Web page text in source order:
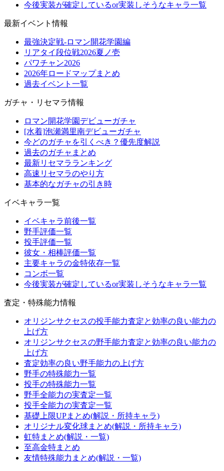
今後実装が確定しているor実装しそうなキャラ一覧
最新イベント情報
最強決定戦-ロマン開花学園編
リアタイ段位戦2026夏ノ壱
パワチャン2026
2026年ロードマップまとめ
過去イベント一覧
ガチャ・リセマラ情報
ロマン開花学園デビューガチャ
[水着]泡瀬満里南デビューガチャ
今どのガチャを引くべき？優先度解説
過去のガチャまとめ
最新リセマラランキング
高速リセマラのやり方
基本的なガチャの引き時
イベキャラ一覧
イベキャラ前後一覧
野手評価一覧
投手評価一覧
彼女・相棒評価一覧
主要キャラの金特依存一覧
コンボ一覧
今後実装が確定しているor実装しそうなキャラ一覧
査定・特殊能力情報
オリジンサクセスの投手能力査定と効率の良い能力の
上げ方
オリジンサクセスの野手能力査定と効率の良い能力の
上げ方
査定効率の良い野手能力の上げ方
野手の特殊能力一覧
投手の特殊能力一覧
野手全能力の実査定一覧
投手全能力の実査定一覧
基礎上限UPまとめ(解説・所持キャラ)
オリジナル変化球まとめ(解説・所持キャラ)
虹特まとめ(解説・一覧)
至高金特まとめ
友情特殊能力まとめ(解説・一覧)